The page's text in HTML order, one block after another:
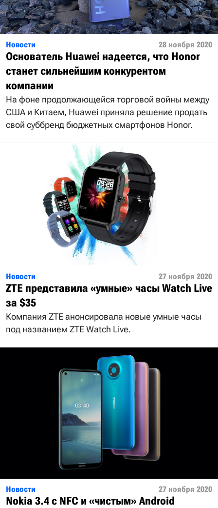
Новости 28 ноября 2020
Основатель Huawei надеется, что Honor
станет сильнейшим конкурентом
компании
На фоне продолжающейся торговой войны между
США и Китаем, Huawei приняла решение продать
свой суббренд бюджетных смартфонов Honor.
Новости 27 ноября 2020
ZTE представила «умные» часы Watch Live
за $35
Компания ZTE анонсировала новые умные часы
под названием ZTE Watch Live.
Новости 27 ноября 2020
Nokia 3.4 с NFC и «чистым» Android